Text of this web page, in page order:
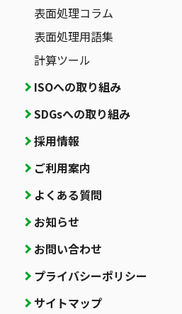
表面処理コラム
表面処理用語集
計算ツール
ISOへの取り組み
SDGsへの取り組み
採用情報
ご利用案内
よくある質問
お知らせ
お問い合わせ
プライバシーポリシー
サイトマップ